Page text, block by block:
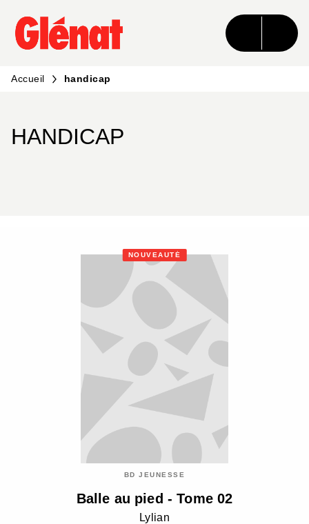
MENU RECHERCHE CONTENU
PIED DE PAGE
Accueil handicap
HANDICAP
NOUVEAUTÉ
BD JEUNESSE
Balle au pied - Tome 02
Lylian